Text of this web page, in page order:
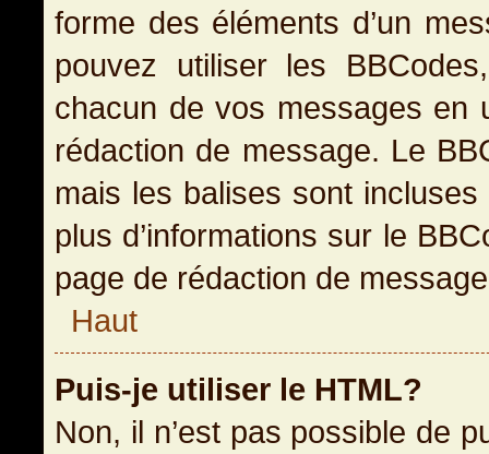
forme des éléments d’un
pouvez utiliser les
chacun de vos messages en
rédaction de message. Le
mais les balises sont
plus d’informations sur le
page de rédaction de
Haut
Puis-je utiliser le HTML?
Non, il n’est pas possible de